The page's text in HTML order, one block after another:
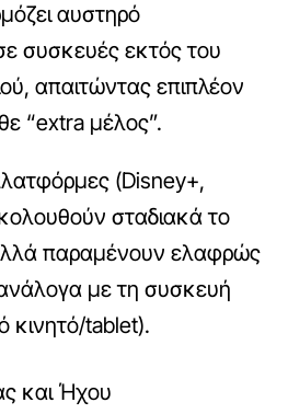
αυστηρό
συσκευές εκτός του
απαιτώντας επιπλέον
“extra μέλος”.
(Disney+,
σταδιακά το
παραμένουν ελαφρώς
με τη συσκευή
κινητό/tablet).
και Ήχου